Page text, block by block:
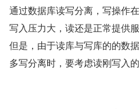
通过数据库读写分离，写操作
写入压力大，读还是正常提供服
但是，由于读库与写库的的数
多写分离时，要考虑读刚写入